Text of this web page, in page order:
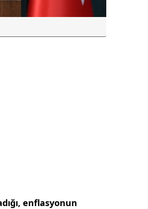
enflasyonun